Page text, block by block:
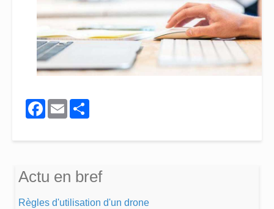
Facebook
Email
Actu en bref
Règles d'utilisation d'un drone